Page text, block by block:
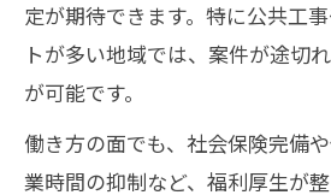
定が期待できます。特に公共工
トが多い地域では、案件が途切
が可能です。
働き方の面でも、社会保険完備
業時間の抑制など、福利厚生が